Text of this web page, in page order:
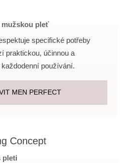
mužskou pleť
specifické potřeby
praktickou, účinnou a
používání.
MEN PERFECT
Concept
pleti